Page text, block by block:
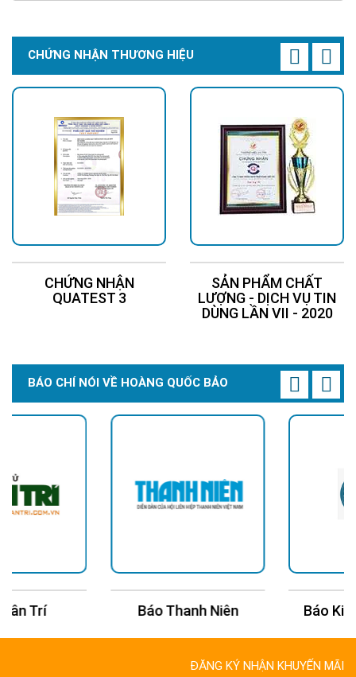
CHỨNG NHẬN THƯƠNG HIỆU
CHỨNG NHẬN
QUATEST 3
SẢN PHẨM CHẤT
LƯỢNG - DỊCH VỤ TIN
DÙNG LẦN VII - 2020
BÁO CHÍ NÓI VỀ HOÀNG QUỐC BẢO
Báo Thanh Niên Báo Kinh Tế Châu Á
ĐĂNG KÝ NHẬN KHUYẾN MÃI